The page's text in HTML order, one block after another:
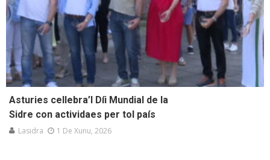
Asturies cellebra’l Díi Mundial de la
Sidre con actividaes per tol país
Lasidra 1 De Xunu, 2026